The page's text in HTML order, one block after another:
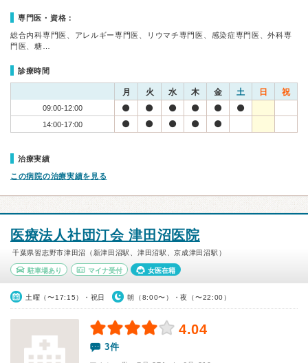
専門医・資格：
総合内科専門医、アレルギー専門医、リウマチ専門医、感染症専門医、外科専
門医、糖…
診療時間
月 火 水 木 金 土 日 祝
09:00-12:00
14:00-17:00
治療実績
この病院の治療実績を見る
医療法人社団汀会 津田沼医院
千葉県習志野市津田沼（新津田沼駅、津田沼駅、京成津田沼駅）
駐車場あり マイナ受付 女医在籍
土曜（〜17:15）・祝日 朝（8:00〜）・夜（〜22:00）
4.04
3件